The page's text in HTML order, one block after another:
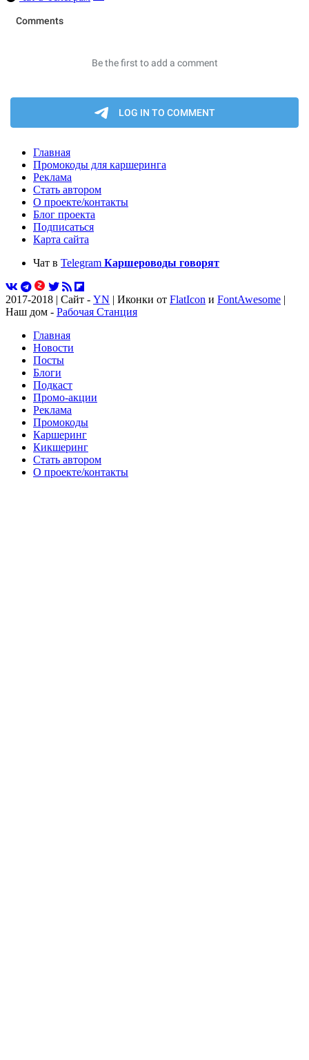
Главная
Промокоды для каршеринга
Реклама
Стать автором
О проекте/контакты
Блог проекта
Подписаться
Карта сайта
Чат в Telegram Каршероводы говорят
2017-2018 | Сайт - YN | Иконки от FlatIcon и FontAwesome |
Наш дом - Рабочая Станция
Главная
Новости
Посты
Блоги
Подкаст
Промо-акции
Реклама
Промокоды
Каршеринг
Кикшеринг
Стать автором
О проекте/контакты